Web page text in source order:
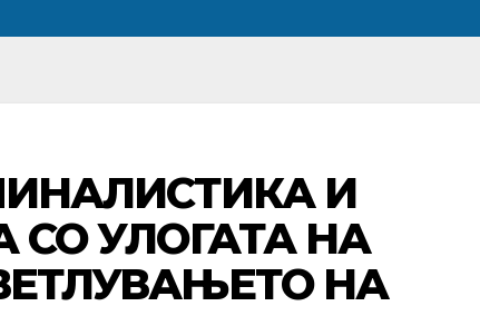
И
СО УЛОГАТА НА
НА